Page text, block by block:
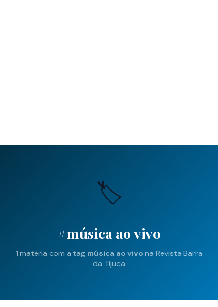
🏷️
#música ao vivo
1 matéria com a tag música ao vivo na Revista Barra
da Tijuca